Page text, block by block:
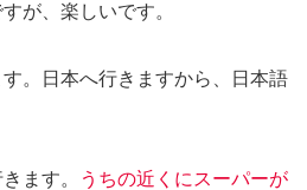
が、楽しいです。
。日本へ行きますから、日本語
ます。
うちの近くにスーパーが